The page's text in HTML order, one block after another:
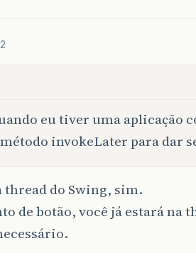
eu tiver uma aplicação
invokeLater para dar
thread do Swing, sim.
de botão, você já estará na